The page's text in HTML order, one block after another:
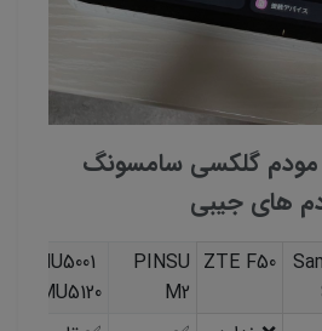
گلکسی سامسونگ
ZTE F50
PINSU
M2
MU5001
/ MU5120